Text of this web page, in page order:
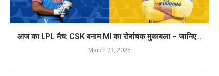
आज का LPL मैच: CSK बनाम MI का रोमांचक मुकाबला – जानिए...
March 23, 2025